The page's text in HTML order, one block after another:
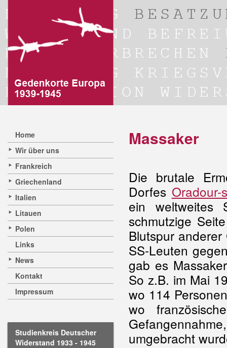
Home
Wir über uns
Frankreich
Griechenland
Italien
Litauen
Polen
Links
News
Kontakt
Impressum
Studienkreis Deutscher
Widerstand 1933 - 1945
Massaker
Die brutale
Dorfes Oradour-
ein weltweites
schmutzige
Blutspur
SS-Leuten
gab es
So z.B. im Mai
wo 114
wo
umgebracht